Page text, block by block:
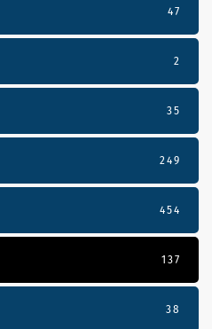
47
2
35
249
454
137
38